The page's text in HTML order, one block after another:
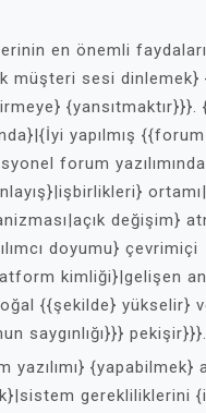
en önemli
müşteri sesi dinlemek}
{yansıtmaktır}}}.
yapılmış {{forum
forum
değişim}
doyumu} çevrimiçi
kimliği}|gelişen
{{şekilde} yükselir}
saygınlığı}}} pekişir}}}.
yazılımı} {yapabilmek}
gerekliliklerini